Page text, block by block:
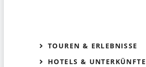
TOUREN & ERLEBNISSE
HOTELS & UNTERKÜNFTE